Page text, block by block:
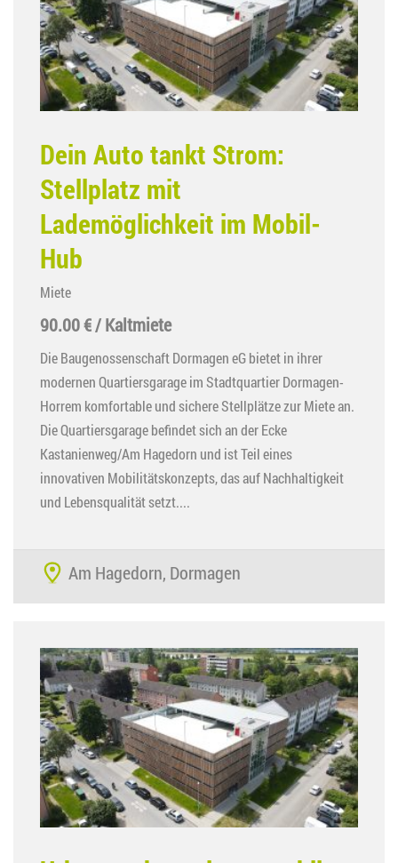
Dein Auto tankt Strom:
Stellplatz mit
Lademöglichkeit im Mobil-
Hub
Miete
90.00 € / Kaltmiete
Die Baugenossenschaft Dormagen eG bietet in ihrer
modernen Quartiersgarage im Stadtquartier Dormagen-
Horrem komfortable und sichere Stellplätze zur Miete an.
Die Quartiersgarage befindet sich an der Ecke
Kastanienweg/Am Hagedorn und ist Teil eines
innovativen Mobilitätskonzepts, das auf Nachhaltigkeit
und Lebensqualität setzt....
Am Hagedorn, Dormagen